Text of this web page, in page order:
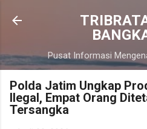
Langsung ke
Pusat Informasi
Polda Jatim Ungkap
Ilegal, Empat Orang
Tersangka